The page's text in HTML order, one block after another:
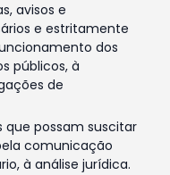
avisos e
e estritamente
dos
públicos, à
de
que possam suscitar
comunicação
à análise jurídica.